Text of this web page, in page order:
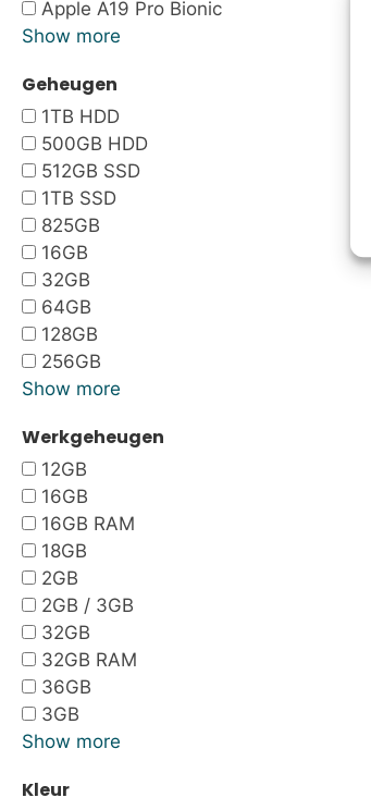
Apple A19 Pro Bionic
Show more
Geheugen
1TB HDD
500GB HDD
512GB SSD
1TB SSD
825GB
16GB
32GB
64GB
128GB
256GB
Show more
Werkgeheugen
12GB
16GB
16GB RAM
18GB
2GB
2GB / 3GB
32GB
32GB RAM
36GB
3GB
Show more
Kleur